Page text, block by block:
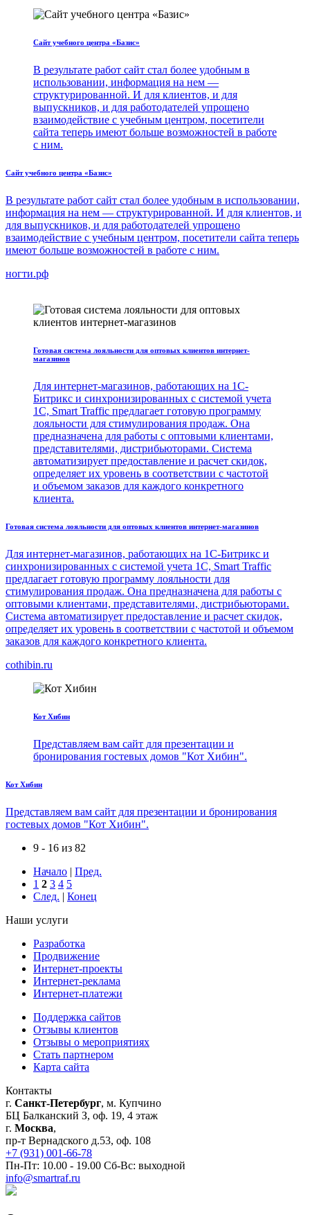
Сайт учебного центра «Базис»
В результате работ сайт стал более удобным в
использовании, информация на нем —
структурированной. И для клиентов, и для
выпускников, и для работодателей упрощено
взаимодействие с учебным центром, посетители
сайта теперь имеют больше возможностей в работе
с ним.
Сайт учебного центра «Базис»
В результате работ сайт стал более удобным в использовании,
информация на нем — структурированной. И для клиентов, и
для выпускников, и для работодателей упрощено
взаимодействие с учебным центром, посетители сайта теперь
имеют больше возможностей в работе с ним.
ногти.рф
Готовая система лояльности для оптовых клиентов интернет-
магазинов
Для интернет-магазинов, работающих на 1С-
Битрикс и синхронизированных с системой учета
1С, Smart Traffic предлагает готовую программу
лояльности для стимулирования продаж. Она
предназначена для работы с оптовыми клиентами,
представителями, дистрибьюторами. Система
автоматизирует предоставление и расчет скидок,
определяет их уровень в соответствии с частотой
и объемом заказов для каждого конкретного
клиента.
Готовая система лояльности для оптовых клиентов интернет-магазинов
Для интернет-магазинов, работающих на 1С-Битрикс и
синхронизированных с системой учета 1С, Smart Traffic
предлагает готовую программу лояльности для
стимулирования продаж. Она предназначена для работы с
оптовыми клиентами, представителями, дистрибьюторами.
Система автоматизирует предоставление и расчет скидок,
определяет их уровень в соответствии с частотой и объемом
заказов для каждого конкретного клиента.
cothibin.ru
Кот Хибин
Представляем вам сайт для презентации и
бронирования гостевых домов "Кот Хибин".
Кот Хибин
Представляем вам сайт для презентации и бронирования
гостевых домов "Кот Хибин".
9 - 16 из 82
Начало | Пред.
1 2 3 4 5
След. | Конец
Наши услуги
Разработка
Продвижение
Интернет-проекты
Интернет-реклама
Интернет-платежи
Поддержка сайтов
Отзывы клиентов
Отзывы о мероприятиях
Стать партнером
Карта сайта
Контакты
г. Санкт-Петербург, м. Купчино
БЦ Балканский З, оф. 19, 4 этаж
г. Москва,
пр-т Вернадского д.53, оф. 108
+7 (931) 001-66-78
Пн-Пт: 10.00 - 19.00 Сб-Вс: выходной
info@smartraf.ru